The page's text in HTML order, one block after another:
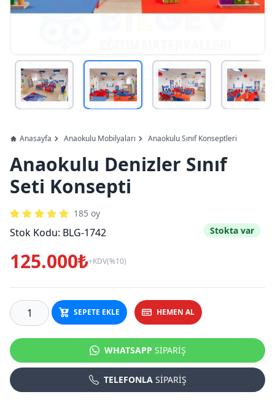
Anasayfa Anaokulu Mobilyaları Anaokulu Sınıf Konseptleri
Anaokulu Denizler Sınıf
Seti Konsepti
185 oy
Stok Kodu: BLG-1742 Stokta var
125.000₺+KDV(%10)
SEPETE EKLE HEMEN AL
WHATSAPP SİPARİŞ
TELEFONLA SİPARİŞ